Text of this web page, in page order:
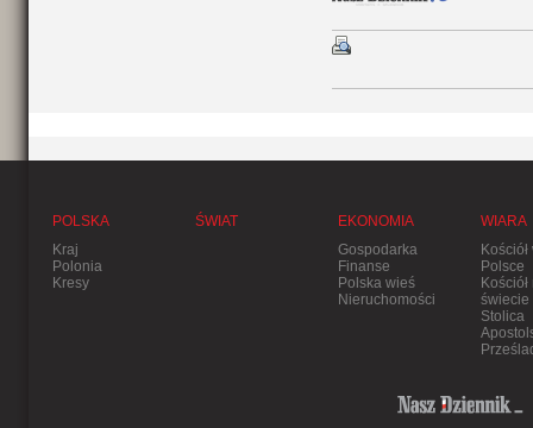
POLSKA
Kraj
Polonia
Kresy
ŚWIAT
EKONOMIA
Gospodarka
Finanse
Polska wieś
Nieruchomości
WIARA
Kościół
Polsce
Kościół
świecie
Stolica